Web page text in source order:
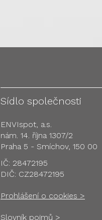
Sídlo společnosti
ENVIspot, a.s.
nám. 14. října 1307/2
Praha 5 - Smíchov, 150 00
IČ: 28472195
DIČ: CZ28472195
Prohlášení o cookies >
Slovník pojmů >